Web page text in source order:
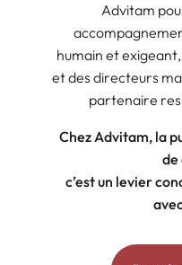
Advitam
humain et
et des directeurs
partenaire
Chez Advitam, la
de
c’est un levier